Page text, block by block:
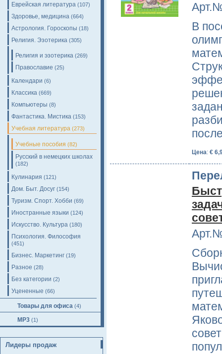
Еврейская литература (107)
Здоровье, медицина (664)
Астрология. Гороскопы (18)
Религия. Эзотерика (305)
Религия и эзотерика (269)
Православие (25)
Календари (6)
Классика (669)
Компьютеры (8)
Фантастика. Мистика (153)
Учебная литература (273)
Учебные пособия (82)
Русский в немецких школах
(182)
Кулинария (121)
Дом. Быт. Досуг (154)
Туризм. Спорт. Хобби (69)
Иностранные языки (124)
Искусство. Культура (180)
Психология. Философия
(451)
Бизнес. Маркетинг (19)
Разное (28)
Без категории (2)
Уцененные (66)
Товары для офиса (4)
MP3 (1)
Лидеры продаж
В
Цена: €